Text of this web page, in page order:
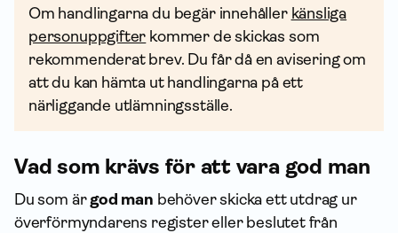
Om handlingarna du begär innehåller känsliga
person­uppgifter kommer de skickas som
rekommenderat brev. Du får då en avisering om
att du kan hämta ut handlingarna på ett
närliggande utlämningsställe.
Vad som krävs för att vara god man
Du som ärgod man behöver skicka ett utdrag ur
överförmyndarens register eller beslutet från